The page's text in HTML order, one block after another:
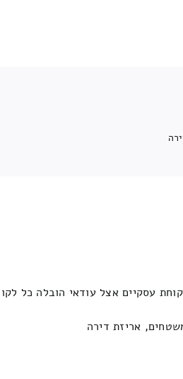
עסקיים אצל עודאי הובלה כל
אריזת דירה